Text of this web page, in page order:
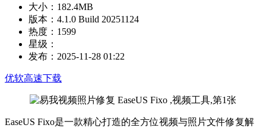
大小： 182.4MB
版本： 4.1.0 Build 20251124
热度： 1599
星级：
发布： 2025-11-28 01:22
优软高速下载
EaseUS Fixo是一款精心打造的全方位视频与照片文件修复解